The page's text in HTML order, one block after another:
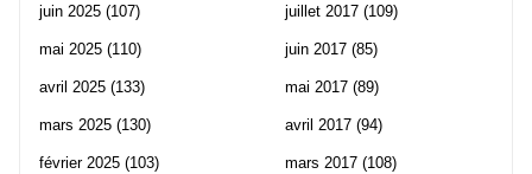
juin 2025 (107)
mai 2025 (110)
avril 2025 (133)
mars 2025 (130)
février 2025 (103)
juillet 2017 (109)
juin 2017 (85)
mai 2017 (89)
avril 2017 (94)
mars 2017 (108)